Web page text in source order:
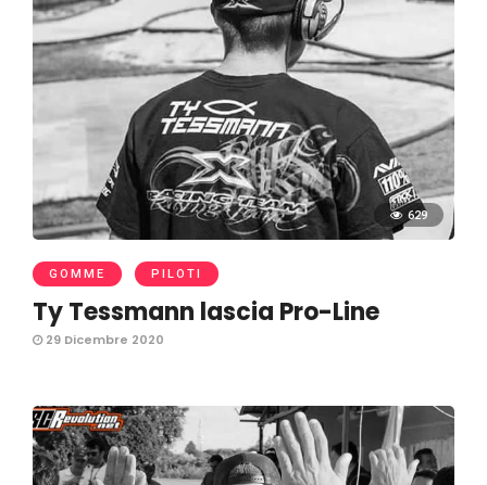
629
GOMME PILOTI
Ty Tessmann lascia Pro-Line
29 Dicembre 2020